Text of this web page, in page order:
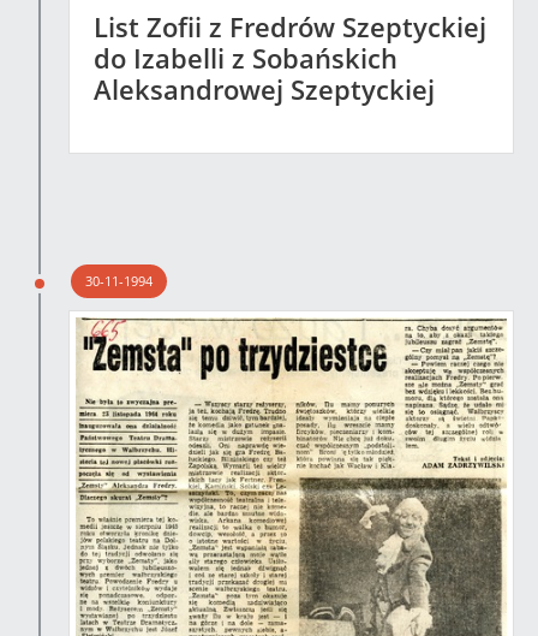
List Zofii z Fredrów Szeptyckiej
do Izabelli z Sobańskich
Aleksandrowej Szeptyckiej
30-11-1994